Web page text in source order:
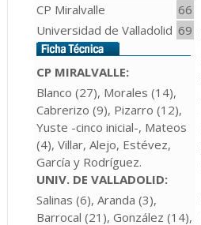
CP Miralvalle
66
Universidad de Valladolid 69
CP MIRALVALLE:
Blanco (27), Morales (14),
Cabrerizo (9), Pizarro (12),
Yuste -cinco inicial-, Mateos
(4), Villar, Alejo, Estévez,
García y Rodríguez.
UNIV. DE VALLADOLID:
Salinas (6), Aranda (3),
Barrocal (21), González (14),